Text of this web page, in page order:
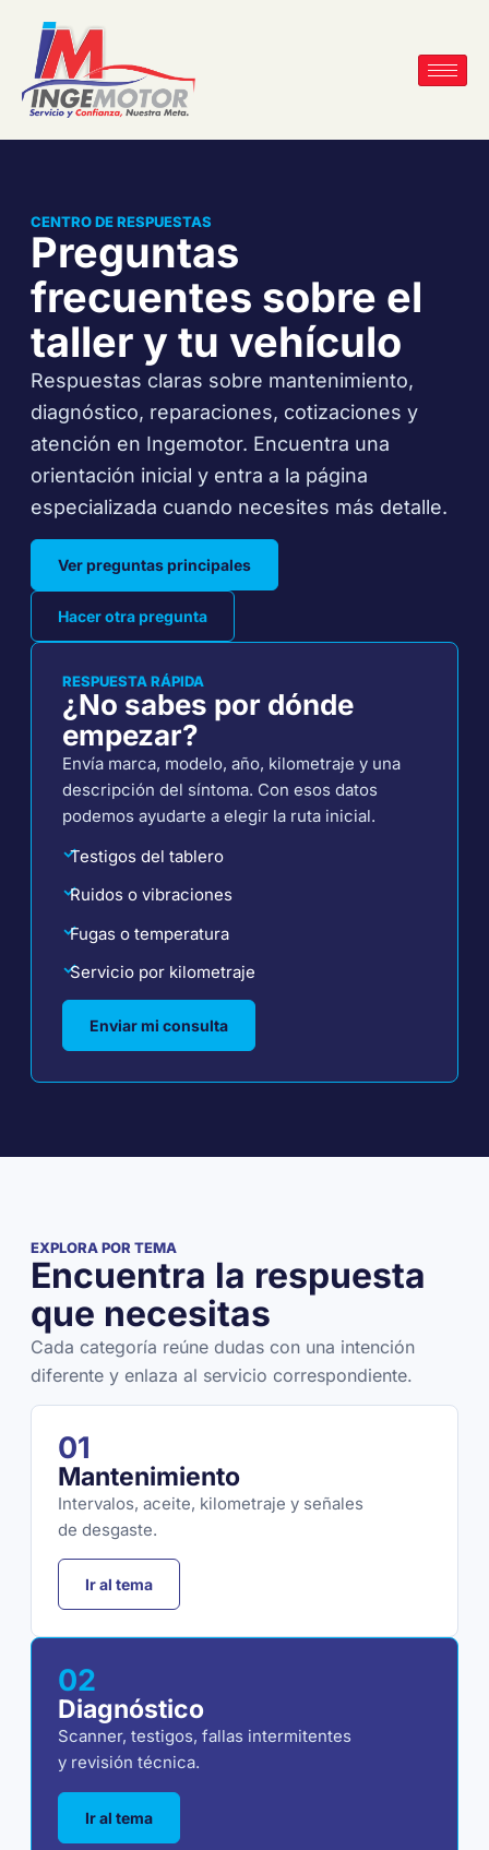
CENTRO DE RESPUESTAS
Preguntas
frecuentes sobre el
taller y tu vehículo
Respuestas claras sobre mantenimiento,
diagnóstico, reparaciones, cotizaciones y
atención en Ingemotor. Encuentra una
orientación inicial y entra a la página
especializada cuando necesites más detalle.
Ver preguntas principales
Hacer otra pregunta
RESPUESTA RÁPIDA
¿No sabes por dónde
empezar?
Envía marca, modelo, año, kilometraje y una
descripción del síntoma. Con esos datos
podemos ayudarte a elegir la ruta inicial.
✓Testigos del tablero
✓Ruidos o vibraciones
✓Fugas o temperatura
✓Servicio por kilometraje
Enviar mi consulta
EXPLORA POR TEMA
Encuentra la respuesta
que necesitas
Cada categoría reúne dudas con una intención
diferente y enlaza al servicio correspondiente.
01
Mantenimiento
Intervalos, aceite, kilometraje y señales
de desgaste.
Ir al tema
02
Diagnóstico
Scanner, testigos, fallas intermitentes
y revisión técnica.
Ir al tema